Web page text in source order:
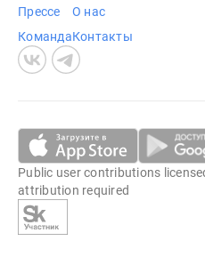
Прессе
Команда
О нас
Контакты
Public user contributions
attribution required